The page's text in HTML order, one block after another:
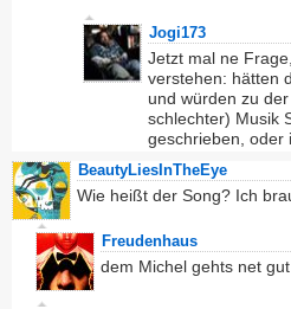
Jogi173
Jetzt mal ne
verstehen: hätten
und würden zu
schlechter) Musik
geschrieben, oder
BeautyLiesInTheEye
Wie heißt der Song? Ich
Freudenhaus
dem Michel gehts net